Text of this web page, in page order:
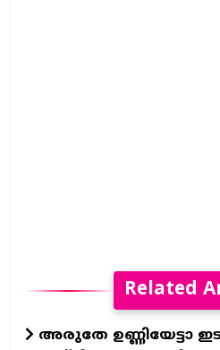
Related
അരുതേ ഉണ്ണിയേട്ടാ